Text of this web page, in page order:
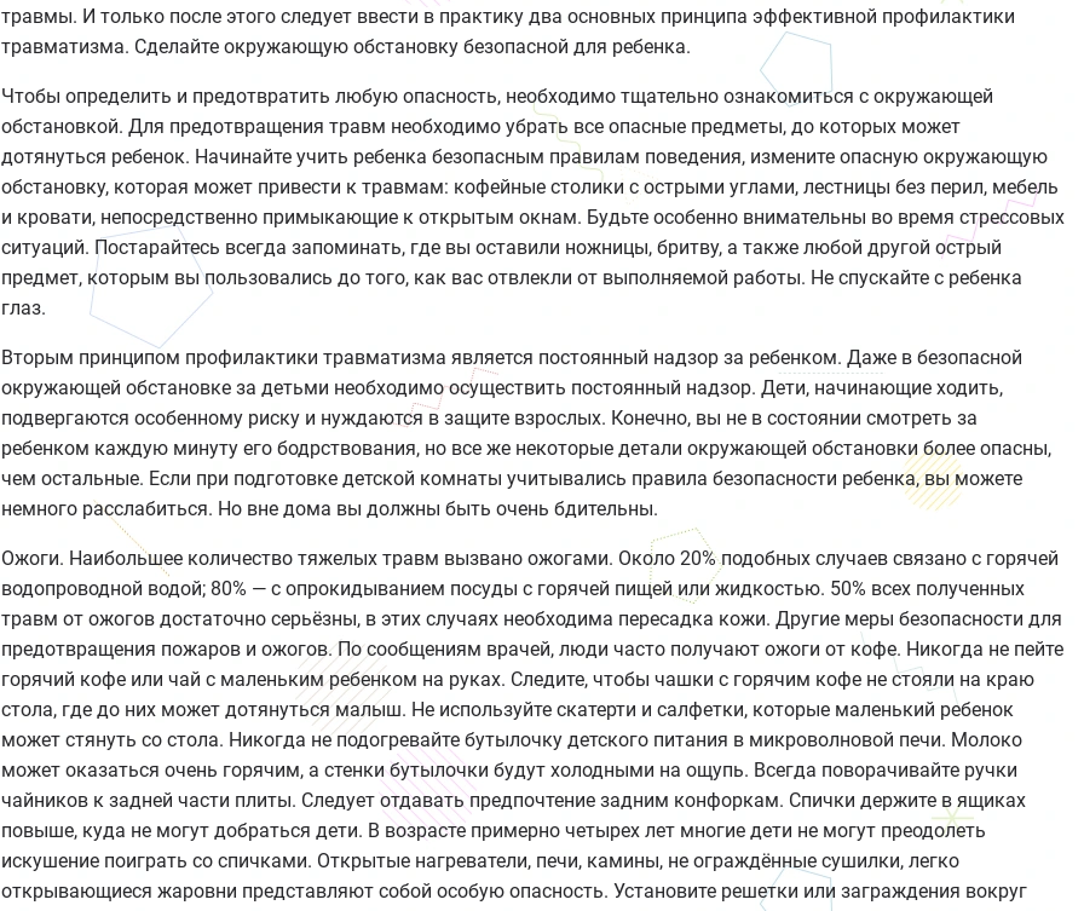
травмы. И только после этого следует ввести в практику два основных принципа эффективной профилактики
травматизма. Сделайте окружающую обстановку безопасной для ребенка.
Чтобы определить и предотвратить любую опасность, необходимо тщательно ознакомиться с окружающей
обстановкой. Для предотвращения травм необходимо убрать все опасные предметы, до которых может
дотянуться ребенок. Начинайте учить ребенка безопасным правилам поведения, измените опасную окружающую
обстановку, которая может привести к травмам: кофейные столики с острыми углами, лестницы без перил, мебель
и кровати, непосредственно примыкающие к открытым окнам. Будьте особенно внимательны во время стрессовых
ситуаций. Постарайтесь всегда запоминать, где вы оставили ножницы, бритву, а также любой другой острый
предмет, которым вы пользовались до того, как вас отвлекли от выполняемой работы. Не спускайте с ребенка
глаз.
Вторым принципом профилактики травматизма является постоянный надзор за ребенком. Даже в безопасной
окружающей обстановке за детьми необходимо осуществить постоянный надзор. Дети, начинающие ходить,
подвергаются особенному риску и нуждаются в защите взрослых. Конечно, вы не в состоянии смотреть за
ребенком каждую минуту его бодрствования, но все же некоторые детали окружающей обстановки более опасны,
чем остальные. Если при подготовке детской комнаты учитывались правила безопасности ребенка, вы можете
немного расслабиться. Но вне дома вы должны быть очень бдительны.
Ожоги. Наибольшее количество тяжелых травм вызвано ожогами. Около 20% подобных случаев связано с горячей
водопроводной водой; 80% — с опрокидыванием посуды с горячей пищей или жидкостью. 50% всех полученных
травм от ожогов достаточно серьёзны, в этих случаях необходима пересадка кожи. Другие меры безопасности для
предотвращения пожаров и ожогов. По сообщениям врачей, люди часто получают ожоги от кофе. Никогда не пейте
горячий кофе или чай с маленьким ребенком на руках. Следите, чтобы чашки с горячим кофе не стояли на краю
стола, где до них может дотянуться малыш. Не используйте скатерти и салфетки, которые маленький ребенок
может стянуть со стола. Никогда не подогревайте бутылочку детского питания в микроволновой печи. Молоко
может оказаться очень горячим, а стенки бутылочки будут холодными на ощупь. Всегда поворачивайте ручки
чайников к задней части плиты. Следует отдавать предпочтение задним конфоркам. Спички держите в ящиках
повыше, куда не могут добраться дети. В возрасте примерно четырех лет многие дети не могут преодолеть
искушение поиграть со спичками. Открытые нагреватели, печи, камины, не ограждённые сушилки, легко
открывающиеся жаровни представляют собой особую опасность. Установите решетки или заграждения вокруг